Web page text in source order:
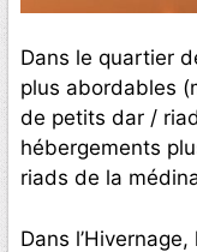
Dans le quartier
plus abordables
de petits dar /
hébergements
riads de la
Dans